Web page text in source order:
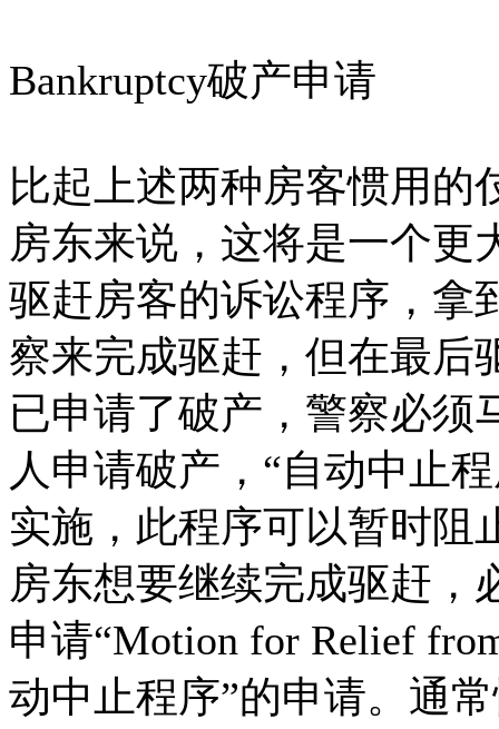
Bankruptcy破产申请
比起上述两种房客惯用的
房东来说，这将是一个更
驱赶房客的诉讼程序，拿
察来完成驱赶，但在最后
已申请了破产，警察必须
人申请破产，“自动中止
实施，此程序可以暂时阻
房东想要继续完成驱赶，
申请“Motion for Relief
动中止程序”的申请。通